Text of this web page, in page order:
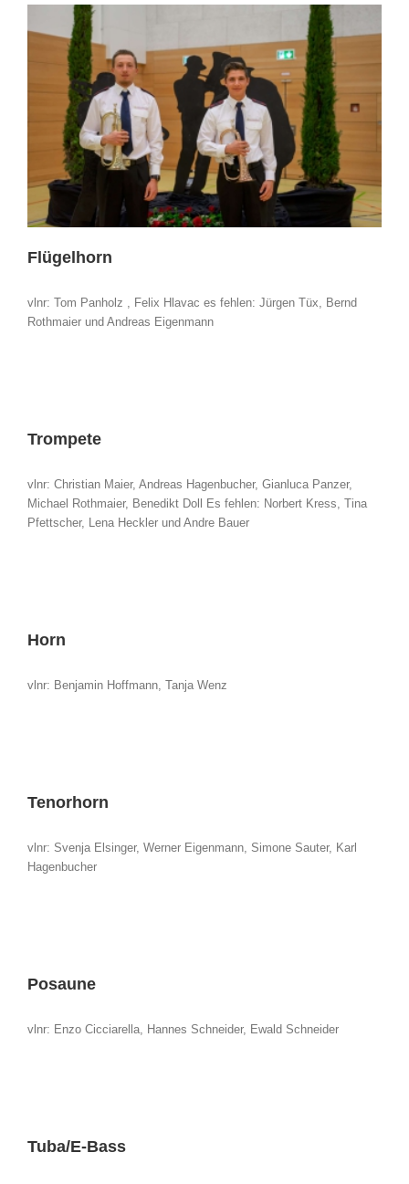
Flügelhorn
vlnr: Tom Panholz , Felix Hlavac es fehlen: Jürgen Tüx, Bernd
Rothmaier und Andreas Eigenmann
Trompete
vlnr: Christian Maier, Andreas Hagenbucher, Gianluca Panzer,
Michael Rothmaier, Benedikt Doll Es fehlen: Norbert Kress, Tina
Pfettscher, Lena Heckler und Andre Bauer
Horn
vlnr: Benjamin Hoffmann, Tanja Wenz
Tenorhorn
vlnr: Svenja Elsinger, Werner Eigenmann, Simone Sauter, Karl
Hagenbucher
Posaune
vlnr: Enzo Cicciarella, Hannes Schneider, Ewald Schneider
Tuba/E-Bass